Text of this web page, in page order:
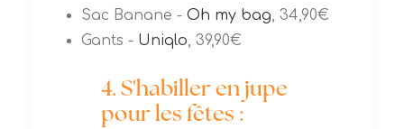
Sac Banane - Oh my bag , 34,90€
Gants - Uniqlo , 39,90€
4. S'habiller en jupe
pour les fêtes :